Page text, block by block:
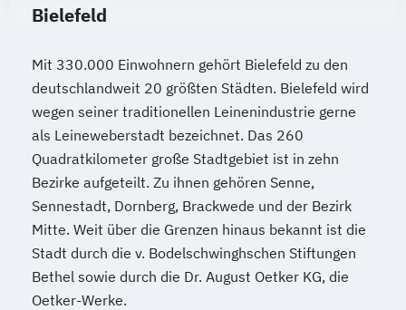
Bielefeld
Mit 330.000 Einwohnern gehört Bielefeld zu den
deutschlandweit 20 größten Städten. Bielefeld wird
wegen seiner traditionellen Leinenindustrie gerne
als Leineweberstadt bezeichnet. Das 260
Quadratkilometer große Stadtgebiet ist in zehn
Bezirke aufgeteilt. Zu ihnen gehören Senne,
Sennestadt, Dornberg, Brackwede und der Bezirk
Mitte. Weit über die Grenzen hinaus bekannt ist die
Stadt durch die v. Bodelschwinghschen Stiftungen
Bethel sowie durch die Dr. August Oetker KG, die
Oetker-Werke.